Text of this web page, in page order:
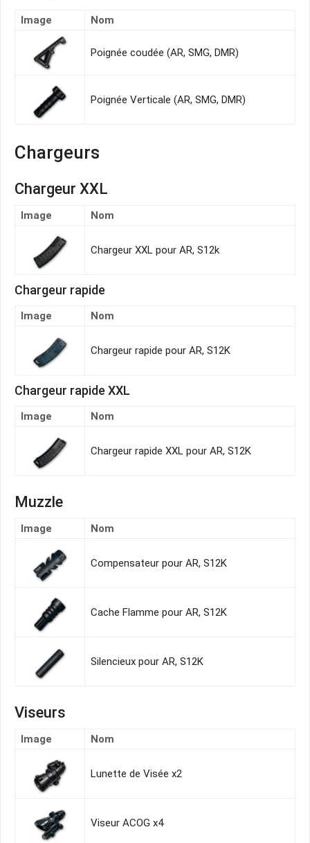
Image Nom
Poignée coudée (AR, SMG, DMR)
Poignée Verticale (AR, SMG, DMR)
Chargeurs
Chargeur XXL
Image Nom
Chargeur XXL pour AR, S12k
Chargeur rapide
Image Nom
Chargeur rapide pour AR, S12K
Chargeur rapide XXL
Image Nom
Chargeur rapide XXL pour AR, S12K
Muzzle
Image Nom
Compensateur pour AR, S12K
Cache Flamme pour AR, S12K
Silencieux pour AR, S12K
Viseurs
Image Nom
Lunette de Visée x2
Viseur ACOG x4